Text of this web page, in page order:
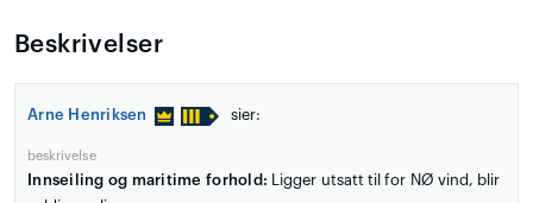
Beskrivelser
Arne Henriksen sier:
beskrivelse
Innseiling og maritime forhold: Ligger utsatt til for NØ vind, blir